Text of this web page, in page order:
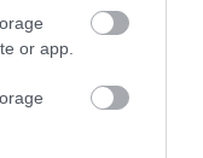
or app.